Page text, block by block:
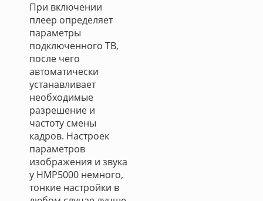
При включении
плеер определяет
параметры
подключенного ТВ,
после чего
автоматически
устанавливает
необходимые
разрешение и
частоту смены
кадров. Настроек
параметров
изображения и звука
у HMP5000 немного,
тонкие настройки в